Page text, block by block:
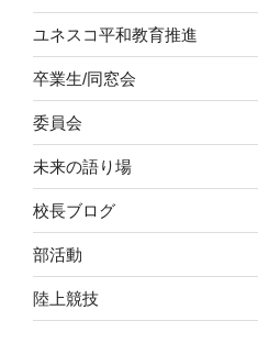
ユネスコ平和教育推進
卒業生/同窓会
委員会
未来の語り場
校長ブログ
部活動
陸上競技